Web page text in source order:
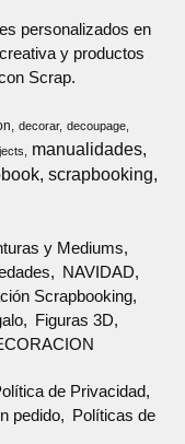
personalizados en
y productos
Scrap.
decorar
decoupage
manualidades
scrapbooking
y Mediums
NAVIDAD
Scrapbooking
Figuras 3D
de Privacidad
pedido
Políticas de